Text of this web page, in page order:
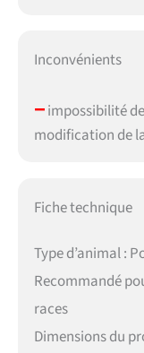
Inconvénients
–impossibilité
modification de
Fiche technique
Type d’animal :
Recommandé
races
Dimensions du